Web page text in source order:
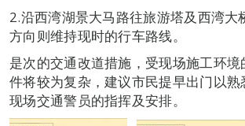
2.沿西湾湖景大马路往旅游塔及西湾大
方向则维持现时的行车路线。
是次的交通改道措施，受现场施工环
件将较为复杂，建议市民提早出门以熟
现场交通警员的指挥及安排。